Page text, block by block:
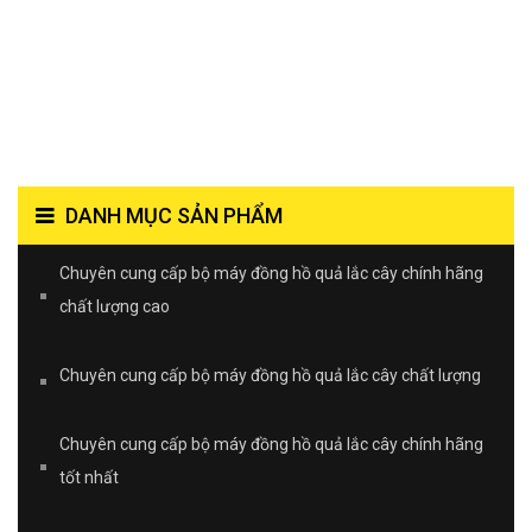
DANH MỤC SẢN PHẨM
Chuyên cung cấp bộ máy đồng hồ quả lắc cây chính hãng
chất lượng cao
Chuyên cung cấp bộ máy đồng hồ quả lắc cây chất lượng
Chuyên cung cấp bộ máy đồng hồ quả lắc cây chính hãng
tốt nhất